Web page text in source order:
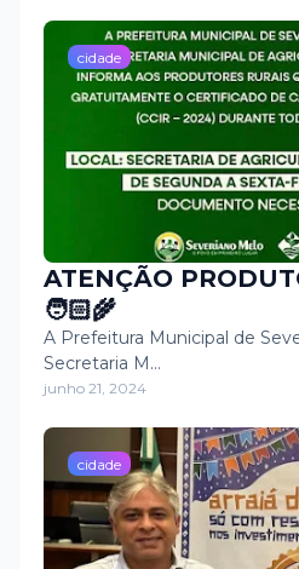
cidade
ATENÇÃO
🧑🏻‍🌾
A Prefeitura Municipal de
Secretaria M…
junho 21, 2024
cidade